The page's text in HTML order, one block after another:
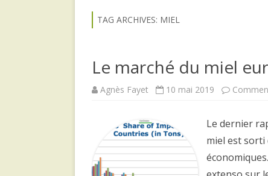
TAG ARCHIVES: MIEL
Le marché du miel
Agnès Fayet 10 mai 2019
Le dernier
miel est sorti